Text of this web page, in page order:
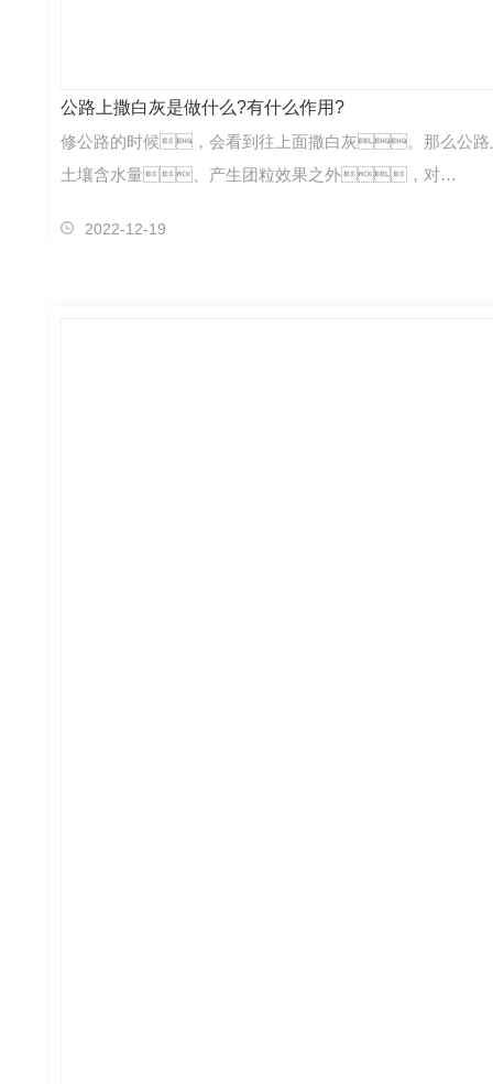
公路上撒白灰是做什么?有什么作用?
修公路的时候，会看到往上面撒白灰。那么公
土壤含水量、产生团粒效果之外，对…
2022-12-19